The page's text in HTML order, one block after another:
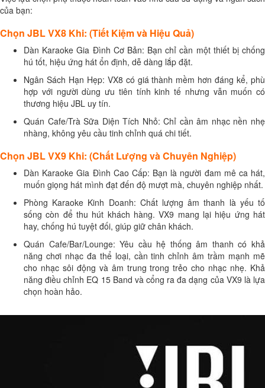
của bạn:
Chọn JBL VX8 Khi: (Tiết Kiệm và Hiệu Quả)
Dàn Karaoke Gia Đình Cơ Bản: Bạn chỉ cần một thiết bị chống
hú tốt, hiệu ứng hát ổn định, dễ dàng lắp đặt.
Ngân Sách Hạn Hẹp: VX8 có giá thành mềm hơn đáng kể, phù
hợp với người dùng ưu tiên tính kinh tế nhưng vẫn muốn có
thương hiệu JBL uy tín.
Quán Cafe/Trà Sữa Diện Tích Nhỏ: Chỉ cần âm nhạc nền nhẹ
nhàng, không yêu cầu tinh chỉnh quá chi tiết.
Chọn JBL VX9 Khi: (Chất Lượng và Chuyên Nghiệp)
Dàn Karaoke Gia Đình Cao Cấp: Bạn là người đam mê ca hát,
muốn giọng hát mình đạt đến độ mượt mà, chuyên nghiệp nhất.
Phòng Karaoke Kinh Doanh: Chất lượng âm thanh là yếu tố
sống còn để thu hút khách hàng. VX9 mang lại hiệu ứng hát
hay, chống hú tuyệt đối, giúp giữ chân khách.
Quán Cafe/Bar/Lounge: Yêu cầu hệ thống âm thanh có khả
năng chơi nhạc đa thể loại, cần tinh chỉnh âm trầm mạnh mẽ
cho nhạc sôi động và âm trung trong trẻo cho nhạc nhẹ. Khả
năng điều chỉnh EQ 15 Band và cổng ra đa dạng của VX9 là lựa
chọn hoàn hảo.